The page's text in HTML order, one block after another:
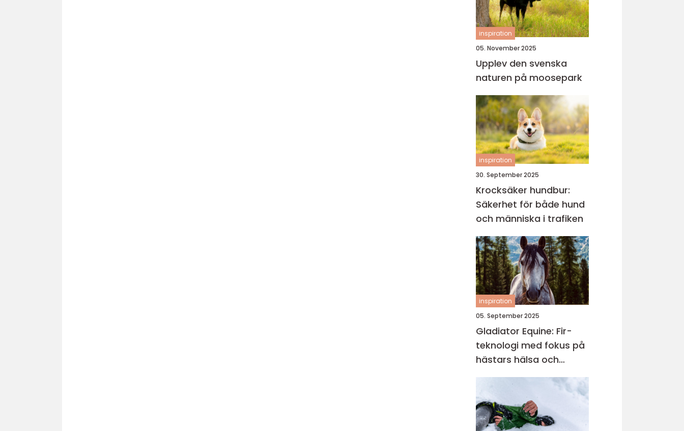
inspiration
05. November 2025
Upplev den svenska
naturen på moosepark
inspiration
30. September 2025
Krocksäker hundbur:
Säkerhet för både hund
och människa i trafiken
inspiration
05. September 2025
Gladiator Equine: Fir-
teknologi med fokus på
hästars hälsa och
välbefinnande